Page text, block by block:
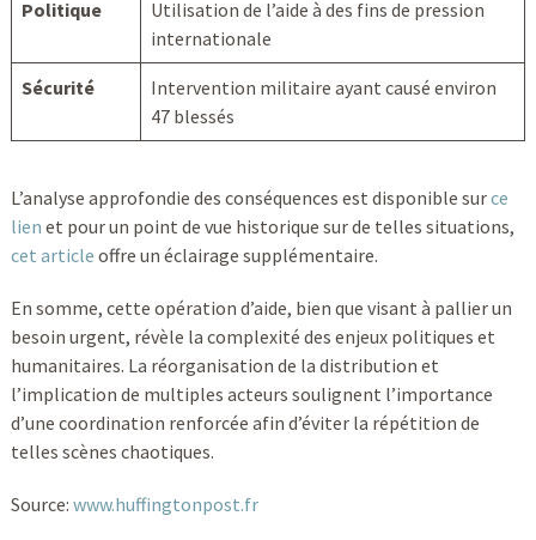
Politique
Utilisation de l’aide à des fins de pression
internationale
Sécurité
Intervention militaire ayant causé environ
47 blessés
L’analyse approfondie des conséquences est disponible surce
lien et pour un point de vue historique sur de telles situations,
cet article offre un éclairage supplémentaire.
En somme, cette opération d’aide, bien que visant à pallier un
besoin urgent, révèle la complexité des enjeux politiques et
humanitaires. La réorganisation de la distribution et
l’implication de multiples acteurs soulignent l’importance
d’une coordination renforcée afin d’éviter la répétition de
telles scènes chaotiques.
Source: www.huffingtonpost.fr